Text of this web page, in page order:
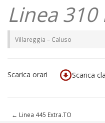
Linea 310
Villareggia – Caluso
Scarica orari Scarica
← Linea 445 Extra.TO